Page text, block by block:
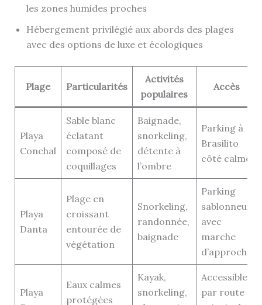
les zones humides proches
Hébergement privilégié aux abords des plages
avec des options de luxe et écologiques
Plage Particularités
Activités
populaires
Accès
Playa
Conchal
Sable blanc
éclatant
composé de
coquillages
Baignade,
snorkeling,
détente à
l’ombre
Parking à
Brasilito
côté calme
Playa
Danta
Plage en
croissant
entourée de
végétation
Snorkeling,
randonnée,
baignade
Parking
sablonneux
avec
marche
d’approche
Playa
Eaux calmes
protégées
Kayak,
snorkeling,
Accessible
par route